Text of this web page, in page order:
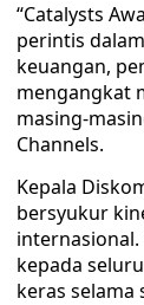
“Catalysts
perintis
keuangan,
mengangkat
masing-
Channels.
Kepala
bersyukur
kepada
keras